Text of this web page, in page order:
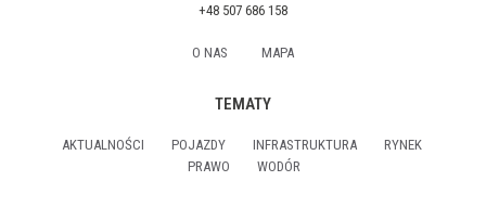
+48 507 686 158
O NAS MAPA
TEMATY
AKTUALNOŚCI POJAZDY INFRASTRUKTURA
RYNEK
PRAWO
WODÓR